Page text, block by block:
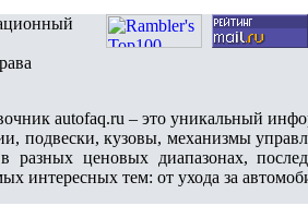
autofaq.ru – это уникальный
подвески, кузовы, механизмы
разных ценовых диапазонах,
интересных тем: от ухода за